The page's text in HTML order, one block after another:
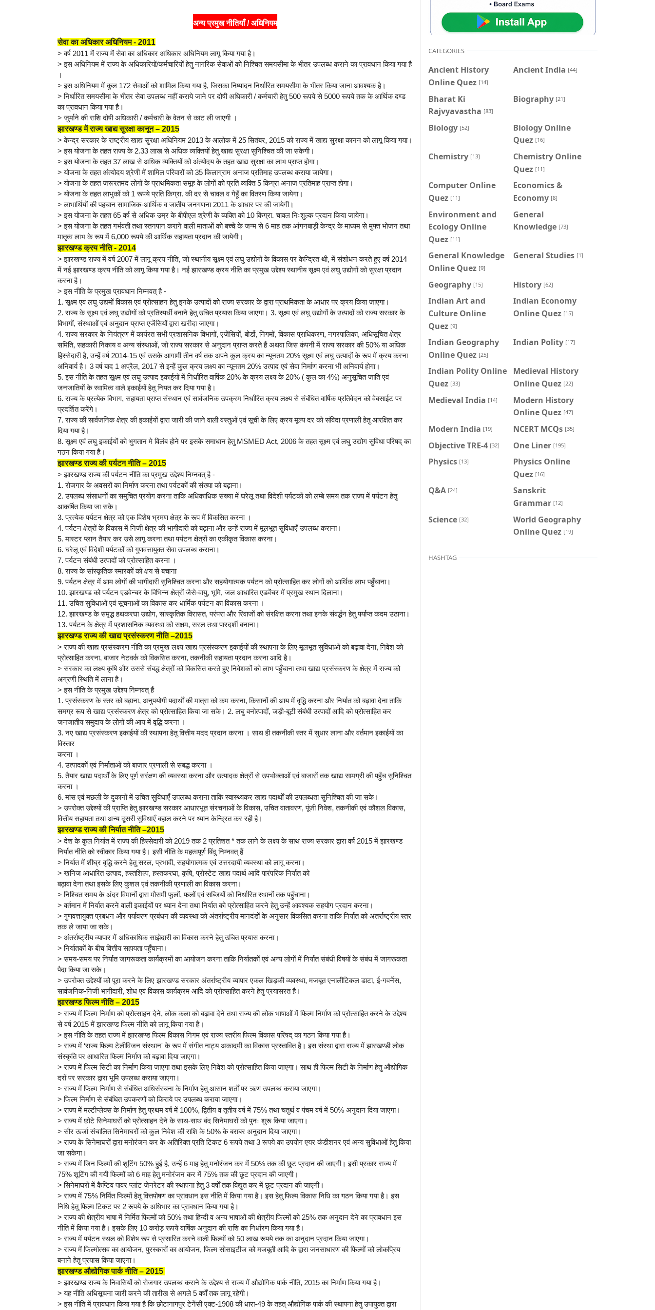
अन्य प्रमुख नीतियाँ / अधिनियम
सेवा का अधिकार अधिनियम - 2011
> वर्ष 2011 में राज्य में सेवा का अधिकार अधिकार अधिनियम लागू किया गया है।
> इस अधिनियम में राज्य के अधिकारियों/कर्मचारियों हेतु नागरिक सेवाओं को निश्चित समयसीमा के भीतर उपलब्ध कराने का प्रावधान किया गया है
।
> इस अधिनियम में कुल 172 सेवाओं को शामिल किया गया है, जिसका निष्पादन निर्धारित समयसीमा के भीतर किया जाना आवश्यक है।
> निर्धारित समयसीमा के भीतर सेवा उपलब्ध नहीं कराये जाने पर दोषी अधिकारी / कर्मचारी हेतु 500 रूपये से 5000 रूपये तक के आर्थिक दण्ड
का प्रावधान किया गया है।
> जुर्माने की राशि दोषी अधिकारी / कर्मचारी के वेतन से काट ली जाएगी ।
झारखण्ड में राज्य खाद्य सुरक्षा कानून – 2015
> केन्द्र सरकार के राष्ट्रीय खाद्य सुरक्षा अधिनियम 2013 के आलोक में 25 सितंबर, 2015 को राज्य में खाद्य सुरक्षा कानन को लागू किया गया।
> इस योजना के तहत राज्य के 2.33 लाख से अधिक व्यक्तियों हेतु खाद्य सुरक्षा सुनिश्चित की जा सकेगी।
> इस योजना के तहत 37 लाख से अधिक व्यक्तियों को अंत्योदय के तहत खाद्य सुरक्षा का लाभ प्राप्त होगा।
> योजना के तहत अंत्योदय श्रेणी में शामिल परिवारों को 35 किलाग्राम अनाज प्रतिमाह उपलब्ध कराया जायेगा।
> योजना के तहत जरूरतमंद लोगों के प्राथमिकता समूह के लोगों को प्रति व्यक्ति 5 किग्रा अनाज प्रतिमाह प्राप्त होगा।
> योजना के तहत लाभुकों को 1 रूपये प्रति किग्रा. की दर से चावल व गेहूँ का वितरण किया जायेगा।
> लाभार्थियों की पहचान सामाजिक-आर्थिक व जातीय जनगणना 2011 के आधार पर की जायेगी।
> इस योजना के तहत 65 वर्ष से अधिक उम्र के बीपीएल श्रेणी के व्यक्ति को 10 किग्रा. चावल निःशुल्क प्रदान किया जायेगा।
> इस योजना के तहत गर्भवती तथा स्तनपान कराने वाली माताओं को बच्चे के जन्म से 6 माह तक आंगनबाड़ी केन्द्र के माध्यम से मुफ्त भोजन तथा
मातृत्व लाभ के रूप में 6,000 रूपये की आर्थिक सहायता प्रदान की जायेगी।
झारखण्ड क्रय नीति - 2014
> झारखण्ड राज्य में वर्ष 2007 में लागू क्रय नीति, जो स्थानीय सूक्ष्म एवं लघु उद्योगों के विकास पर केन्द्रित थी, में संशोधन करते हुए वर्ष 2014
में नई झारखण्ड क्रय नीति को लागू किया गया है। नई झारखण्ड क्रय नीति का प्रमुख उद्देश्य स्थानीय सूक्ष्म एवं लघु उद्योगों को सुरक्षा प्रदान
करना है।
> इस नीति के प्रमुख प्रावधान निम्नवत् है -
1. सूक्ष्म एवं लघु उद्यमों विकास एवं प्रोत्साहन हेतु इनके उत्पादों को राज्य सरकार के द्वारा प्राथमिकता के आधार पर क्रय किया जाएगा।
2. राज्य के सूक्ष्म एवं लघु उद्योगों को प्रतिस्पर्धी बनाने हेतु उचित प्रयास किया जाएगा। 3. सूक्ष्म एवं लघु उद्योगों के उत्पादों को राज्य सरकार के
विभागों, संस्थाओं एवं अनुदान प्राप्त एजेंसियों द्वारा खरीदा जाएगा।
4. राज्य सरकार के नियंत्रण में कार्यरत सभी प्रशासनिक विभागों, एजेंसियों, बोर्डो, निगमों, विकास प्राधिकरण, नगरपालिका, अधिसूचित क्षेत्र
समिति, सहकारी निकाय व अन्य संस्थाओं, जो राज्य सरकार से अनुदान प्राप्त करते हैं अथवा जिस कंपनी में राज्य सरकार की 50% या अधिक
हिस्सेदारी है, उन्हें वर्ष 2014-15 एवं उसके आगामी तीन वर्ष तक अपने कुल क्रय का न्यूनतम 20% सूक्ष्म एवं लघु उत्पादों के रूप में क्रय करना
अनिवार्य है। 3 वर्ष बाद 1 अप्रैल, 2017 से इन्हें कुल क्रय लक्ष्य का न्यूनतम 20% उत्पाद एवं सेवा निर्माण करना भी अनिवार्य होगा।
5. इस नीति के तहत सूक्ष्म एवं लघु उत्पाद इकाईयों में निर्धारित वार्षिक 20% के क्रय लक्ष्य के 20% ( कुल का 4%) अनुसूचित जाति एवं
जनजातियों के स्वामित्व वाले इकाईयों हेतु नियत कर दिया गया है।
6. राज्य के प्रत्येक विभाग, सहायता प्राप्त संस्थान एवं सार्वजनिक उपक्रम निर्धारित क्रय लक्ष्य से संबंधित वार्षिक प्रतिवेदन को वेबसाईट पर
प्रदर्शित करेंगे।
7. राज्य की सार्वजनिक क्षेत्र की इकाईयों द्वारा जारी की जाने वाली वस्तुओं एवं सूची के लिए क्रय मूल्य दर को संविदा प्रणाली हेतु आरक्षित कर
दिया गया है।
8. सूक्ष्म एवं लघु इकाईयों को भुगतान मे विलंब होने पर इसके समाधान हेतु MSMED Act, 2006 के तहत सूक्ष्म एवं लघु उद्योग सुविधा परिषद् का
गठन किया गया है।
झारखण्ड राज्य की पर्यटन नीति – 2015
> झारखण्ड राज्य की पर्यटन नीति का प्रमुख उद्देश्य निम्नवत् है -
1. रोजगार के अवसरों का निर्माण करना तथा पर्यटकों की संख्या को बढ़ाना।
2. उपलब्ध संसाधनों का समुचित प्रयोग करना ताकि अधिकाधिक संख्या में घरेलू तथा विदेशी पर्यटकों को लम्बे समय तक राज्य में पर्यटन हेतु
आकर्षित किया जा सके।
3. प्रत्येक पर्यटन क्षेत्र को एक विशेष भ्रमण क्षेत्र के रूप में विकसित करना ।
4. पर्यटन क्षेत्रों के विकास में निजी क्षेत्र की भागीदारी को बढ़ाना और उन्हें राज्य में मूलभूत सुविधाएँ उपलब्ध कराना।
5. मास्टर प्लान तैयार कर उसे लागू करना तथा पर्यटन क्षेत्रों का एकीकृत विकास करना।
6. घरेलू एवं विदेशी पर्यटकों को गुणवत्तायुक्त सेवा उपलब्ध कराना।
7. पर्यटन संबंधी उत्पादों को प्रोत्साहित करना ।
8. राज्य के सांस्कृतिक स्मारकों को क्षय से बचाना
9. पर्यटन क्षेत्र में आम लोगों की भागीदारी सुनिश्चित करना और सहयोगात्मक पर्यटन को प्रोत्साहित कर लोगों को आर्थिक लाभ पहुँचाना।
10. झारखण्ड को पर्यटन एडवेन्चर के विभिन्न क्षेत्रों जैसे-वायु, भूमि, जल आधारित एडवेंचर में प्रमुख स्थान दिलाना।
11. उचित सुविधाओं एवं सूचनाओं का विकास कर धार्मिक पर्यटन का विकास करना ।
12. झारखण्ड के समृद्ध हथकरघा उद्योग, सांस्कृतिक विरासत, परंपरा और रिवाजों को संरक्षित करना तथा इनके संवर्द्धन हेतु पर्याप्त कदम उठाना।
13. पर्यटन के क्षेत्र में प्रशासनिक व्यवस्था को सक्षम, सरल तथा पारदर्शी बनाना।
झारखण्ड राज्य की खाद्य प्रसंस्करण नीति –2015
> राज्य की खाद्य प्रसंस्करण नीति का प्रमुख लक्ष्य खाद्य प्रसंस्करण इकाईयों की स्थापना के लिए मूलभूत सुविधाओं को बढ़ावा देना, निवेश को
प्रोत्साहित करना, बाजार नेटवर्क को विकसित करना, तकनीकी सहायता प्रदान करना आदि है।
> सरकार का लक्ष्य कृषि और उससे संबद्ध क्षेत्रों को विकसित करते हुए निवेशकों को लाभ पहुँचाना तथा खाद्य प्रसंस्करण के क्षेत्र में राज्य को
अग्रणी स्थिति में लाना है।
> इस नीति के प्रमुख उद्देश्य निम्नवत् हैं
1. प्रसंस्करण के स्तर को बढ़ाना, अनुपयोगी पदार्थों की मात्रा को कम करना, किसानों की आय में वृद्धि करना और निर्यात को बढ़ावा देना ताकि
समग्र रूप से खाद्य प्रसंस्करण क्षेत्र को प्रोत्साहित किया जा सके। 2. लघु वनोत्पादों, जड़ी-बूटी संबंधी उत्पादों आदि को प्रोत्साहित कर
जनजातीय समुदाय के लोगों की आय में वृद्धि करना ।
3. नए खाद्य प्रसंस्करण इकाईयों की स्थापना हेतु वित्तीय मदद प्रदान करना । साथ ही तकनीकी स्तर में सुधार लाना और वर्तमान इकाईयों का
विस्तार
करना ।
4. उत्पादकों एवं निर्माताओं को बाजार प्रणाली से संबद्ध करना ।
5. तैयार खाद्य पदार्थों के लिए पूर्ण सरंक्षण की व्यवस्था करना और उत्पादक क्षेत्रों से उपभोक्ताओं एवं बाजारों तक खाद्य सामग्री की पहुँच सुनिश्चित
करना ।
6. मांस एवं मछली के दुकानों में उचित सुविधाएँ उपलब्ध कराना ताकि स्वास्थ्यकर खाद्य पदार्थों की उपलब्धता सुनिश्चित की जा सके।
> उपरोक्त उद्देश्यों की प्राप्ति हेतु झारखण्ड सरकार आधारभूत संरचनाओं के विकास, उचित वातावरण, पूंजी निवेश, तकनीकी एवं कौशल विकास,
वित्तीय सहायता तथा अन्य दूसरी सुविधाएँ बहाल करने पर ध्यान केन्द्रित कर रही है।
झारखण्ड राज्य की निर्यात नीति –2015
> देश के कुल निर्यात में राज्य की हिस्सेदारी को 2019 तक 2 प्रतिशत * तक लाने के लक्ष्य के साथ राज्य सरकार द्वारा वर्ष 2015 में झारखण्ड
निर्यात नीति को स्वीकार किया गया है। इसी नीति के महत्वपूर्ण बिंदु निम्नवत् हैं
> निर्यात में शीघ्र वृद्धि करने हेतु सरल, प्रभावी, सहयोगात्मक एवं उत्तरदायी व्यवस्था को लागू करना।
> खनिज आधारित उत्पाद, हस्तशिल्प, हस्तकरघा, कृषि, प्रोस्टेट खाद्य पदार्थ आदि पारंपरिक निर्यात को
बढ़ावा देना तथा इसके लिए कुशल एवं तकनीकी प्रणाली का विकास करना।
> निश्चित समय के अंदर विमानों द्वारा मौसमी फूलों, फलों एवं सब्जियों को निर्धारित स्थानों तक पहुँचाना।
> वर्तमान में निर्यात करने वाली इकाईयों पर ध्यान देना तथा निर्यात को प्रोत्साहित करने हेतु उन्हें आवश्यक सहयोग प्रदान करना।
> गुणवत्तायुक्त प्रबंधन और पर्यावरण प्रबंधन की व्यवस्था को अंतर्राष्ट्रीय मानदंडों के अनुसार विकसित करना ताकि निर्यात को अंतर्राष्ट्रीय स्तर
तक ले जाया जा सके।
> अंतर्राष्ट्रीय व्यापार में अधिकाधिक साझेदारी का विकास करने हेतु उचित प्रयास करना।
> निर्यातकों के बीच वित्तीय सहायता पहुँचाना।
> समय-समय पर निर्यात जागरूकता कार्यक्रमों का आयोजन करना ताकि निर्यातकों एवं अन्य लोगों में निर्यात संबंधी विषयों के संबंध में जागरूकता
पैदा किया जा सके।
> उपरोक्त उद्देश्यों को पूरा करने के लिए झारखण्ड सरकार अंतर्राष्ट्रीय व्यापार एकल खिड़की व्यवस्था, मजबूत एनालीटिकल डाटा, ई-गवर्नेस,
सार्वजनिक-निजी भागीदारी, शोध एवं विकास कार्यक्रम आदि को प्रोत्साहित करने हेतु प्रयासरत है।
झारखण्ड फिल्म नीति – 2015
> राज्य में फिल्म निर्माण को प्रोत्साहन देने, लोक कला को बढ़ावा देने तथा राज्य की लोक भाषाओं में फिल्म निर्माण को प्रोत्साहित करने के उद्देश्य
से वर्ष 2015 में झारखण्ड फिल्म नीति को लागू किया गया है।
> इस नीति के तहत राज्य में झारखण्ड फिल्म विकास निगम एवं राज्य स्तरीय फिल्म विकास परिषद् का गठन किया गया है।
> राज्य में ‘राज्य फिल्म टेलीविजन संस्थान' के रूप में संगीत नाट्य अकादमी का विकास प्रस्तावित है। इस संस्था द्वारा राज्य में झारखण्डी लोक
संस्कृति पर आधारित फिल्म निर्माण को बढ़ावा दिया जाएगा।
> राज्य में फिल्म सिटी का निर्माण किया जाएगा तथा इसके लिए निवेश को प्रोत्साहित किया जाएगा। साथ ही फिल्म सिटी के निर्माण हेतु औद्योगिक
दरों पर सरकार द्वारा भूमि उपलब्ध कराया जाएगा।
> राज्य में फिल्म निर्माण से संबंधित अधिसंरचना के निर्माण हेतु आसान शर्तों पर ऋण उपलब्ध कराया जाएगा।
> फिल्म निर्माण से संबंधित उपकरणों को किराये पर उपलब्ध कराया जाएगा।
> राज्य में मल्टीप्लेक्स के निर्माण हेतु प्रथम वर्ष में 100%, द्वितीय व तृतीय वर्ष में 75% तथा चतुर्थ व पंचम वर्ष में 50% अनुदान दिया जाएगा।
> राज्य में छोटे सिनेमाघरों को प्रोत्साहन देने के साथ-साथ बंद सिनेमाघरों को पुनः शुरू किया जाएगा।
> सौर ऊर्जा संचालित सिनेमाघरों को कुल निवेश की राशि के 50% के बराबर अनुदान दिया जाएगा।
> राज्य के सिनेमाघरों द्वारा मनोरंजन कर के अतिरिक्त प्रति टिकट 6 रूपये तथा 3 रूपये का उपयोग एयर कंडीशनर एवं अन्य सुविधाओं हेतु किया
जा सकेगा।
> राज्य में जिन फिल्मों की शूटिंग 50% हुई है, उन्हें 6 माह हेतु मनोरंजन कर में 50% तक की छूट प्रदान की जाएगी। इसी प्रकार राज्य में
75% शूटिंग की गयी फिल्मों को 6 माह हेतु मनोरंजन कर में 75% तक की छूट प्रदान की जाएगी।
> सिनेमाघरों में कैप्टिव पावर प्लांट जेनरेटर की स्थापना हेतु 3 वर्षों तक विद्युत कर में छूट प्रदान की जाएगी।
> राज्य में 75% निर्मित फिल्मों हेतु वित्तपोषण का प्रावधान इस नीति में किया गया है। इस हेतु फिल्म विकास निधि का गठन किया गया है। इस
निधि हेतु फिल्म टिकट पर 2 रूपये के अधिभार का प्रावधान किया गया है।
> राज्य की क्षेत्रीय भाषा में निर्मित फिल्मों को 50% तथा हिन्दी व अन्य भाषाओं की क्षेत्रीय फिल्मों को 25% तक अनुदान देने का प्रावधान इस
नीति में किया गया है। इसके लिए 10 करोड़ रूपये वार्षिक अनुदान की राशि का निर्धारण किया गया है।
> राज्य में पर्यटन स्थल को विशेष रूप से प्रसारित करने वाली फिल्मों को 50 लाख रूपये तक का अनुदान प्रदान किया जाएगा।
> राज्य में फिल्मोत्सव का आयोजन, पुरस्कारों का आयोजन, फिल्म सोसाइटीज को मजबूती आदि के द्वारा जनसाधारण की फिल्मों को लोकप्रिय
बनाने हेतु प्रयास किया जाएगा।
झारखण्ड औद्योगिक पार्क नीति – 2015
> झारखण्ड राज्य के निवासियों को रोजगार उपलब्ध कराने के उद्देश्य से राज्य में औद्योगिक पार्क नीति, 2015 का निर्माण किया गया है।
> यह नीति अधिसूचना जारी करने की तारीख से अगले 5 वर्षों तक लागू रहेगी।
> इस नीति में प्रावधान किया गया है कि छोटानागपुर टेनेंसी एक्ट-1908 की धारा-49 के तहत् औद्योगिक पार्क की स्थापना हेतु उपायुक्त द्वारा
CATEGORIES
Ancient History
Online Quez [14]
Ancient India [44]
Bharat Ki
Rajvyavastha [83]
Biography [21]
Biology [52]
Biology Online
Quez [16]
Chemistry [13]
Chemistry Online
Quez [11]
Computer Online
Quez [11]
Economics &
Economy [8]
Environment and
Ecology Online
Quez [11]
General
Knowledge [73]
General Knowledge
Online Quez [9]
General Studies [1]
Geography [15] History [62]
Indian Art and
Culture Online
Quez [9]
Indian Economy
Online Quez [15]
Indian Geography
Online Quez [25]
Indian Polity [17]
Indian Polity Online
Quez [33]
Medieval History
Online Quez [22]
Medieval India [14]
Modern History
Online Quez [47]
Modern India [19] NCERT MCQs [35]
Objective TRE-4 [32] One Liner [195]
Physics [13]
Physics Online
Quez [16]
Q&A [24]
Sanskrit
Grammar [12]
Science [32]
World Geography
Online Quez [19]
HASHTAG